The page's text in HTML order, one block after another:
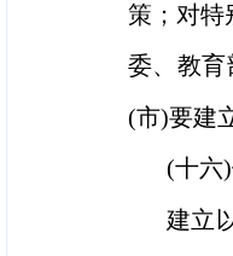
策；对特
委、教
(市)要建
(十六
建立